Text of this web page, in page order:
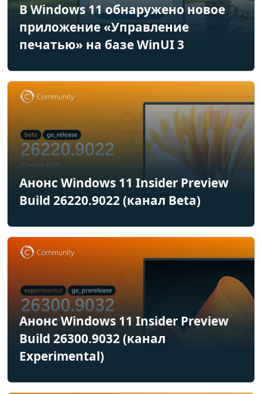
В Windows 11 обнаружено новое
приложение «Управление
печатью» на базе WinUI 3
Анонс Windows 11 Insider Preview
Build 26220.9022 (канал Beta)
Анонс Windows 11 Insider Preview
Build 26300.9032 (канал
Experimental)